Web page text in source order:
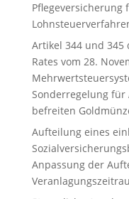
Pflegeversicherung
Artikel 344 und 345
Rates vom 28.
Sonderregelung für
befreiten
Aufteilung eines
Anpassung der